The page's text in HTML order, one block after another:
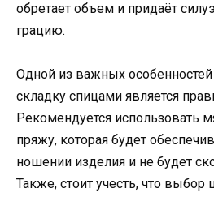
обретает объем и придаёт
грацию.
Одной из важных
складку спицами является
Рекомендуется использовать
пряжу, которая будет
ношении изделия и не будет
Также, стоит учесть, что